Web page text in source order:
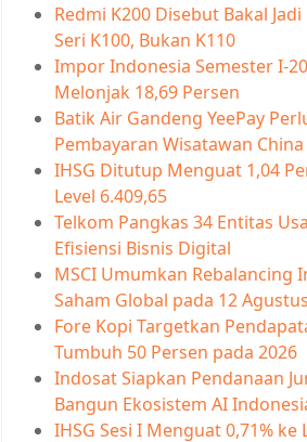
Redmi K200 Disebut Bakal
Seri K100, Bukan K110
Impor Indonesia Semester I-
Melonjak 18,69 Persen
Batik Air Gandeng YeePay
Pembayaran Wisatawan China
IHSG Ditutup Menguat 1,04
Level 6.409,65
Telkom Pangkas 34 Entitas
Efisiensi Bisnis Digital
MSCI Umumkan Rebalancing
Saham Global pada 12
Fore Kopi Targetkan
Tumbuh 50 Persen pada 2026
Indosat Siapkan Pendanaan
Bangun Ekosistem AI
IHSG Sesi I Menguat 0,71% ke